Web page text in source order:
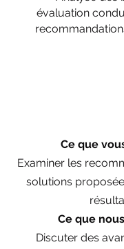
évaluation
Ce que
Examiner les
solutions
Ce que
Discuter des